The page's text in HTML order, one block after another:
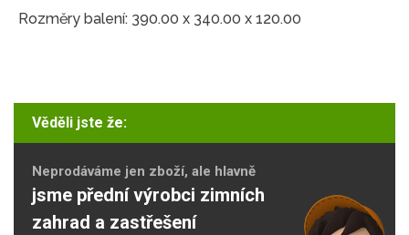
Rozměry balení: 390.00 x 340.00 x 120.00
Věděli jste že:
Neprodáváme jen zboží, ale hlavně
jsme přední výrobci zimních
zahrad a zastřešení